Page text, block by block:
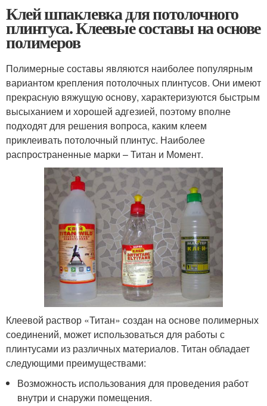
Клей шпаклевка для потолочного
плинтуса. Клеевые составы на основе
полимеров
Полимерные составы являются наиболее популярным
вариантом крепления потолочных плинтусов. Они имеют
прекрасную вяжущую основу, характеризуются быстрым
высыханием и хорошей адгезией, поэтому вполне
подходят для решения вопроса, каким клеем
приклеивать потолочный плинтус. Наиболее
распространенные марки – Титан и Момент.
Клеевой раствор «Титан» создан на основе полимерных
соединений, может использоваться для работы с
плинтусами из различных материалов. Титан обладает
следующими преимуществами:
Возможность использования для проведения работ
внутри и снаружи помещения.